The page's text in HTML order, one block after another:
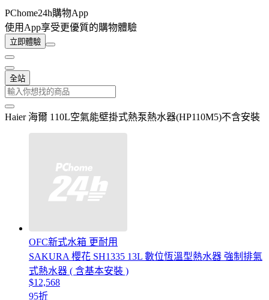
PChome24h購物App
使用App享受更優質的購物體驗
立即體驗
全站
Haier 海爾 110L空氣能壁掛式熱泵熱水器(HP110M5)不含安裝
OFC新式水箱 更耐用
SAKURA 櫻花 SH1335 13L 數位恆溫型熱水器 強制排氣
式熱水器 ( 含基本安裝 )
$12,568
95折